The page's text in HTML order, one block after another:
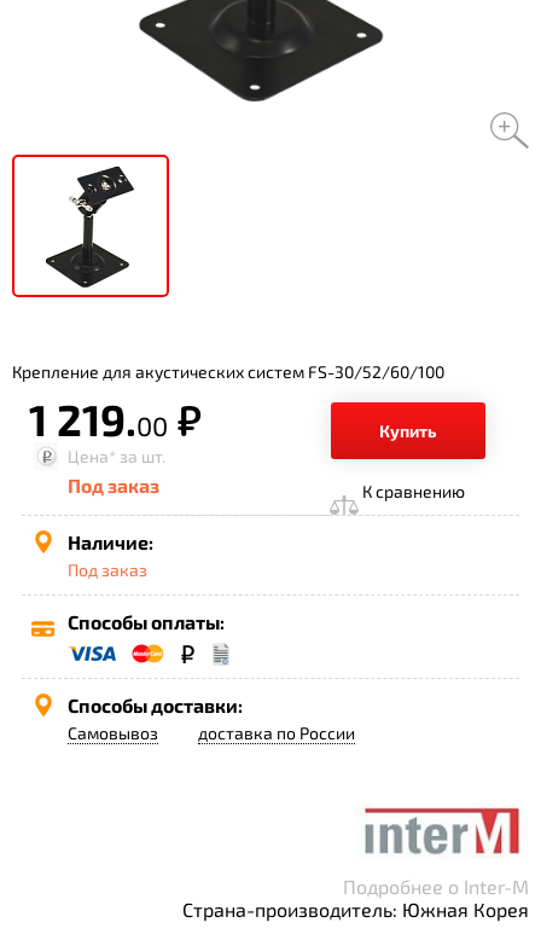
Крепление для акустических систем FS-30/52/60/100
1 219.00 р.
Купить
Цена* за шт.
Под заказ К сравнению
Наличие:
Под заказ
Способы оплаты:
Способы доставки:
Самовывоз доставка по России
Подробнее о Inter-M
Страна-производитель: Южная Корея